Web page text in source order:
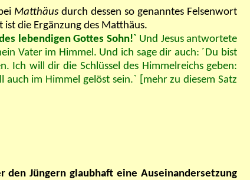
Matthäus durch dessen so genanntes Felsenwort
die Ergänzung des Matthäus.
lebendigen Gottes Sohn!` Und Jesus antwortete
Vater im Himmel. Und ich sage dir auch: ´Du bist
Ich will dir die Schlüssel des Himmelreichs geben:
auch im Himmel gelöst sein.`
[mehr zu diesem Satz
den Jüngern glaubhaft eine Auseinandersetzung